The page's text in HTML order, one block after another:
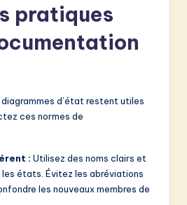
pratiques
d’état restent utiles
ces normes de
: Utilisez des noms clairs et
états. Évitez les abréviations
les nouveaux membres de